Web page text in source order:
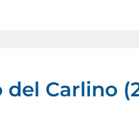
del Carlino